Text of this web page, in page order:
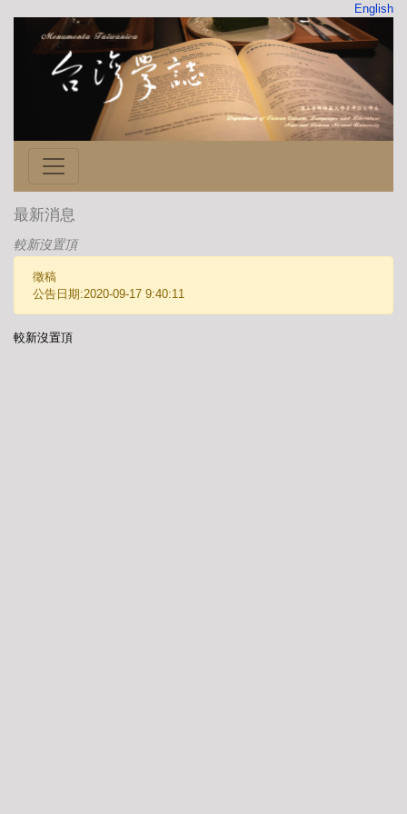
English
最新消息
較新沒置頂
徵稿
公告日期:2020-09-17 9:40:11
較新沒置頂